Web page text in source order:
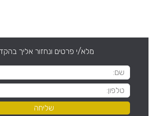
מלא/י פרטים ונחזור אליך